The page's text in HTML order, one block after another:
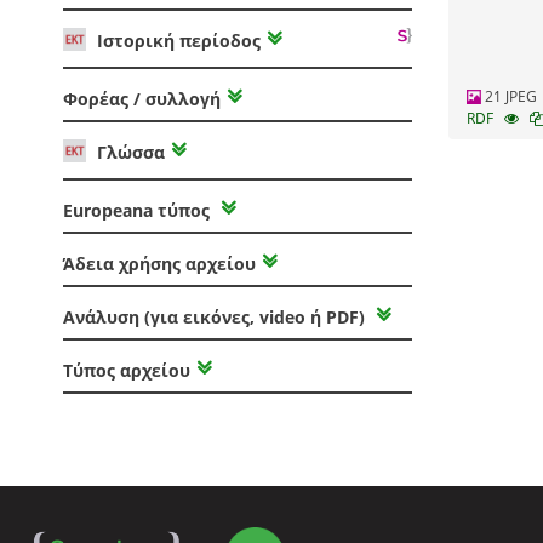
Ιστορική περίοδος
Φορέας / συλλογή
Γλώσσα
Europeana τύπος
Άδεια χρήσης αρχείου
Ανάλυση (για εικόνες, video ή PDF)
Τύπος αρχείου
21 JPEG
RDF